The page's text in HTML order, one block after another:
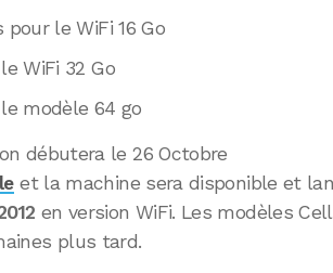
pour le WiFi 16 Go
WiFi 32 Go
modèle 64 go
débutera le 26 Octobre
et la machine sera disponible et
en version WiFi. Les modèles
plus tard.